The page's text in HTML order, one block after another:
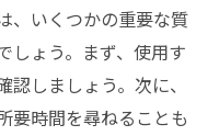
、いくつかの重要な質
しょう。まず、使用す
しましょう。次に、
要時間を尋ねることも